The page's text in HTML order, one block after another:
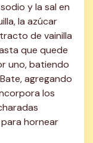
y la sal en
la azúcar
de vainilla
que quede
uno, batiendo
agregando
los
hornear